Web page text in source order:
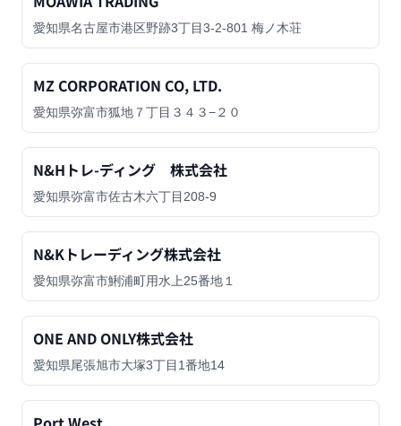
愛知県名古屋市港区野跡3丁目3-2-801 梅ノ木荘
MZ CORPORATION CO, LTD.
愛知県弥富市狐地７丁目３４３−２０
N&Hトレ-ディング 株式会社
愛知県弥富市佐古木六丁目208-9
N&Kトレーディング株式会社
愛知県弥富市鯏浦町用水上25番地１
ONE AND ONLY株式会社
愛知県尾張旭市大塚3丁目1番地14